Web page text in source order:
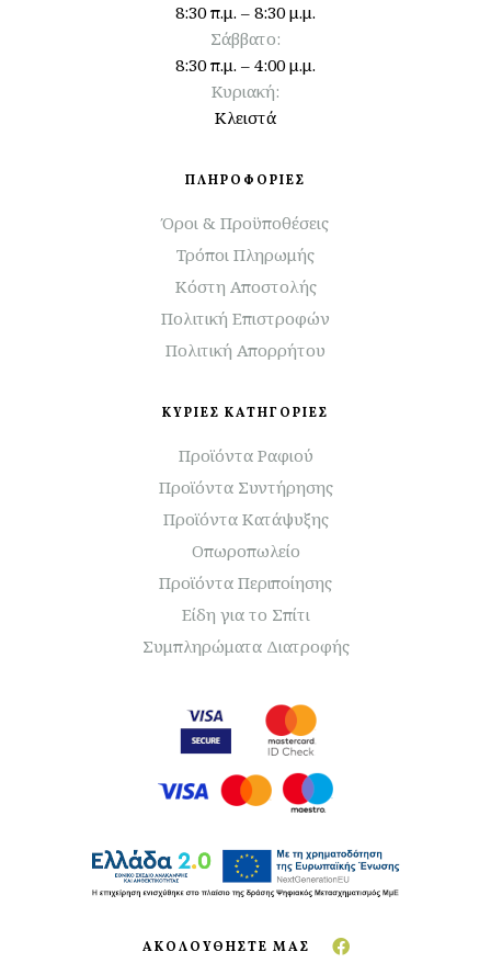
8:30 π.μ. – 8:30 μ.μ.
Σάββατο:
8:30 π.μ. – 4:00 μ.μ.
Κυριακή:
Κλειστά
ΠΛΗΡΟΦΟΡΙΕΣ
Όροι & Προϋποθέσεις
Τρόποι Πληρωμής
Κόστη Αποστολής
Πολιτική Επιστροφών
Πολιτική Απορρήτου
ΚΥΡΙΕΣ ΚΑΤΗΓΟΡΙΕΣ
Προϊόντα Ραφιού
Προϊόντα Συντήρησης
Προϊόντα Κατάψυξης
Οπωροπωλείο
Προϊόντα Περιποίησης
Είδη για το Σπίτι
Συμπληρώματα Διατροφής
ΑΚΟΛΟΥΘΗΣΤΕ ΜΑΣ